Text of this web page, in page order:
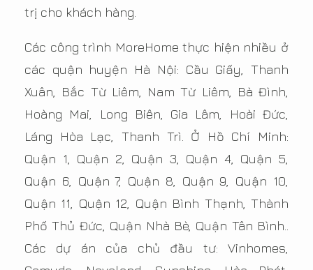
trị cho khách hàng.
Các công trình MoreHome thực hiện nhiều ở
các quận huyện Hà Nội: Cầu Giấy, Thanh
Xuân, Bắc Từ Liêm, Nam Từ Liêm, Bà Đình,
Hoàng Mai, Long Biên, Gia Lâm, Hoài Đức,
Láng Hòa Lạc, Thanh Trì. Ở Hồ Chí Minh:
Quận 1, Quận 2, Quận 3, Quận 4, Quận 5,
Quận 6, Quận 7, Quận 8, Quận 9, Quận 10,
Quận 11, Quận 12, Quận Bình Thạnh, Thành
Phố Thủ Đức, Quận Nhà Bè, Quận Tân Bình..
Các dự án của chủ đầu tư: Vinhomes,